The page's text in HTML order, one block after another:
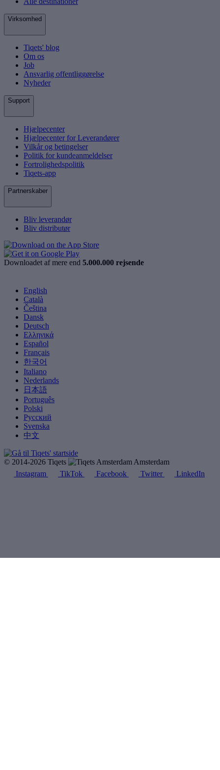
Virksomhed
Tiqets' blog
Om os
Job
Ansvarlig offentliggørelse
Nyheder
Support
Hjælpecenter
Hjælpecenter for Leverandører
Vilkår og betingelser
Politik for kundeanmeldelser
Fortrolighedspolitik
Tiqets-app
Partnerskaber
Bliv leverandør
Bliv distributør
Downloadet af mere end 5.000.000 rejsende
English
Català
Čeština
Dansk
Deutsch
Ελληνικά
Español
Français
한국어
Italiano
Nederlands
日本語
Português
Polski
Русский
Svenska
中文
© 2014-2026 Tiqets
Amsterdam
Instagram
TikTok Facebook Twitter LinkedIn